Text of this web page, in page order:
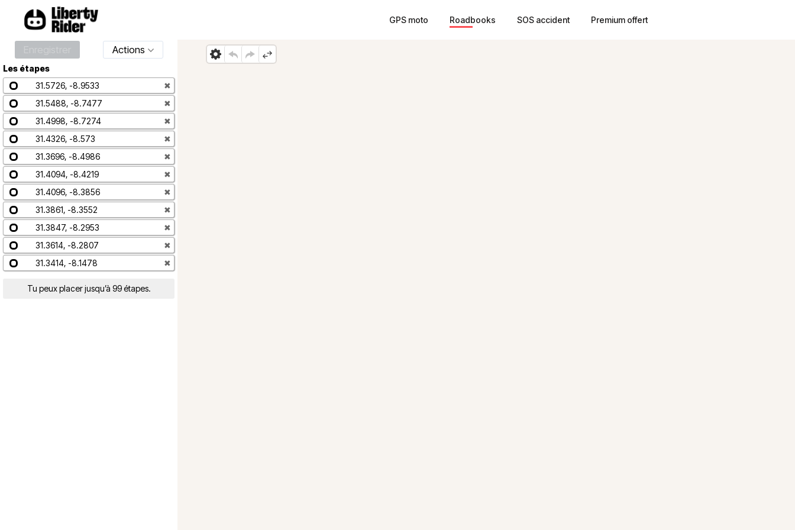
GPS moto Roadbooks SOS accident Premium offert
Actions
Les étapes
31.5726, -8.9533
✖
31.5488, -8.7477
✖
31.4998, -8.7274
✖
31.4326, -8.573
✖
31.3696, -8.4986
✖
31.4094, -8.4219
✖
31.4096, -8.3856
✖
31.3861, -8.3552
✖
31.3847, -8.2953
✖
31.3614, -8.2807
✖
31.3414, -8.1478
✖
Tu peux placer jusqu’à 99 étapes.